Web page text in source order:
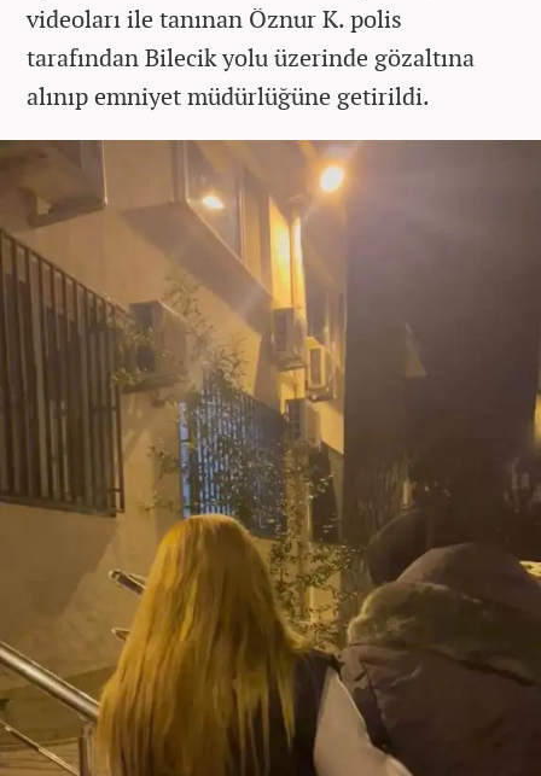
videoları ile tanınan Öznur K. polis
tarafından Bilecik yolu üzerinde gözaltına
alınıp emniyet müdürlüğüne getirildi.